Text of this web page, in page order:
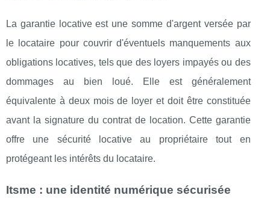
La garantie locative est une somme d'argent versée par
le locataire pour couvrir d'éventuels manquements aux
obligations locatives, tels que des loyers impayés ou des
dommages au bien loué. Elle est généralement
équivalente à deux mois de loyer et doit être constituée
avant la signature du contrat de location. Cette garantie
offre une sécurité locative au propriétaire tout en
protégeant les intérêts du locataire.​
Itsme : une identité numérique sécurisée